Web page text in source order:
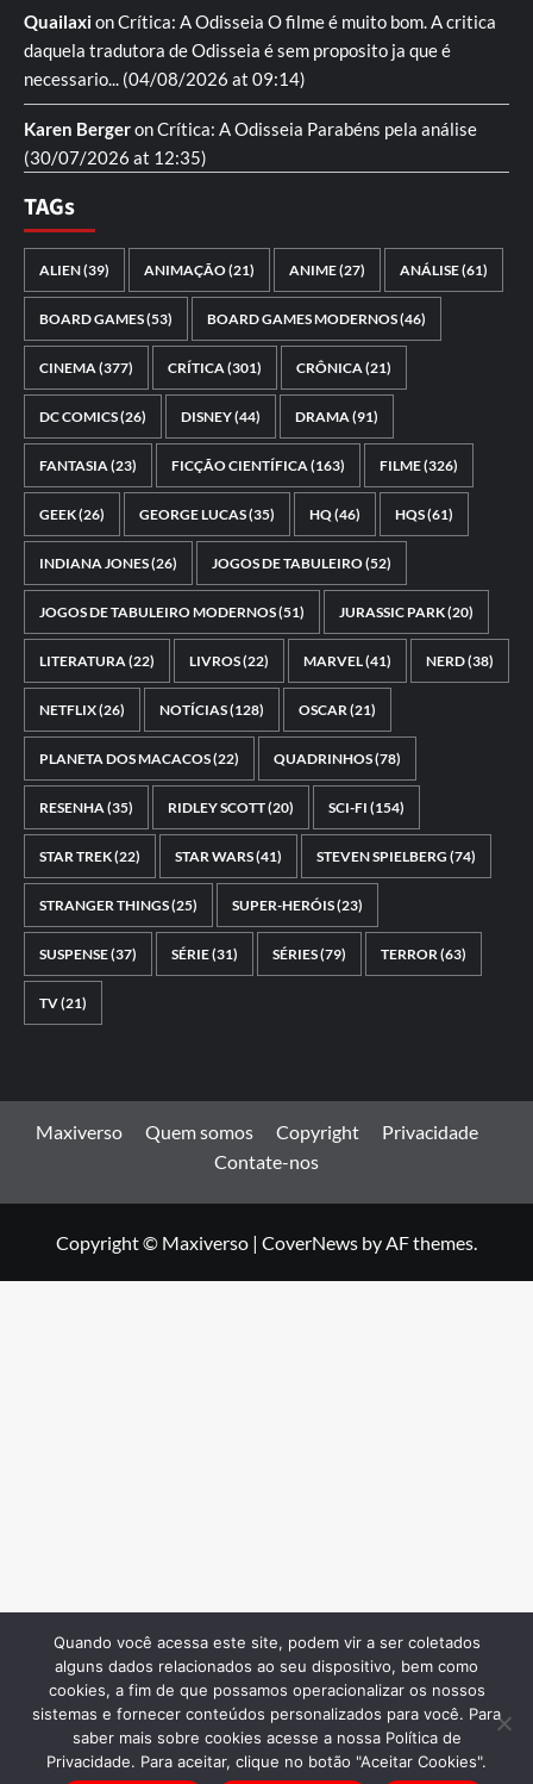
QuailaxionCrítica: A Odisseia O filme é muito bom. A critica
daquela tradutora de Odisseia é sem proposito ja que é
necessario... (04/08/2026 at 09:14)
Karen BergeronCrítica: A Odisseia Parabéns pela análise
(30/07/2026 at 12:35)
TAGs
ALIEN(39) ANIMAÇÃO(21) ANIME(27) ANÁLISE(61)
BOARD GAMES(53) BOARD GAMES MODERNOS(46)
CINEMA(377) CRÍTICA(301) CRÔNICA(21)
DC COMICS(26) DISNEY(44) DRAMA(91)
FANTASIA(23) FICÇÃO CIENTÍFICA(163) FILME(326)
GEEK(26) GEORGE LUCAS(35) HQ(46) HQS(61)
INDIANA JONES(26) JOGOS DE TABULEIRO(52)
JOGOS DE TABULEIRO MODERNOS(51) JURASSIC PARK(20)
LITERATURA(22) LIVROS(22) MARVEL(41) NERD(38)
NETFLIX(26) NOTÍCIAS(128) OSCAR(21)
PLANETA DOS MACACOS(22) QUADRINHOS(78)
RESENHA(35) RIDLEY SCOTT(20) SCI-FI (154)
STAR TREK(22) STAR WARS(41) STEVEN SPIELBERG (74)
STRANGER THINGS(25) SUPER-HERÓIS(23)
SUSPENSE(37) SÉRIE(31) SÉRIES(79) TERROR(63)
TV(21)
Maxiverso Quem somos Copyright
Privacidade
Contate-nos
Copyright © Maxiverso | CoverNews by AF themes.
Quando você acessa este site, podem vir a ser coletados
alguns dados relacionados ao seu dispositivo, bem como
cookies, a fim de que possamos operacionalizar os nossos
sistemas e fornecer conteúdos personalizados para você. Para
saber mais sobre cookies acesse a nossa Política de
Privacidade. Para aceitar, clique no botão "Aceitar Cookies".